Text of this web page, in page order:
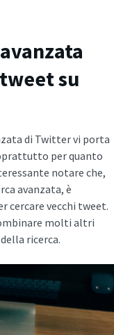
su
di Twitter vi porta
per quanto
notare che,
avanzata, è
cercare vecchi tweet.
molti altri
ricerca.